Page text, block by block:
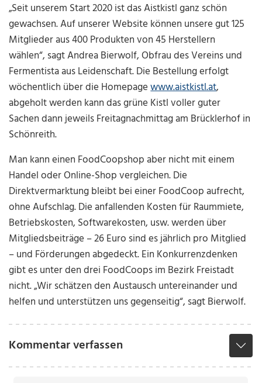
„Seit unserem Start 2020 ist das Aistkistl ganz schön
gewachsen. Auf unserer Website können unsere gut 125
Mitglieder aus 400 Produkten von 45 Herstellern
wählen“, sagt Andrea Bierwolf, Obfrau des Vereins und
Fermentista aus Leidenschaft. Die Bestellung erfolgt
wöchentlich über die Homepagewww.aistkistl.at,
abgeholt werden kann das grüne Kistl voller guter
Sachen dann jeweils Freitagnachmittag am Brücklerhof in
Schönreith.
Man kann einen FoodCoopshop aber nicht mit einem
Handel oder Online-Shop vergleichen. Die
Direktvermarktung bleibt bei einer FoodCoop aufrecht,
ohne Aufschlag. Die anfallenden Kosten für Raummiete,
Betriebskosten, Softwarekosten, usw. werden über
Mitgliedsbeiträge – 26 Euro sind es jährlich pro Mitglied
– und Förderungen abgedeckt. Ein Konkurrenzdenken
gibt es unter den drei FoodCoops im Bezirk Freistadt
nicht. „Wir schätzen den Austausch untereinander und
helfen und unterstützen uns gegenseitig“, sagt Bierwolf.
Kommentar verfassen